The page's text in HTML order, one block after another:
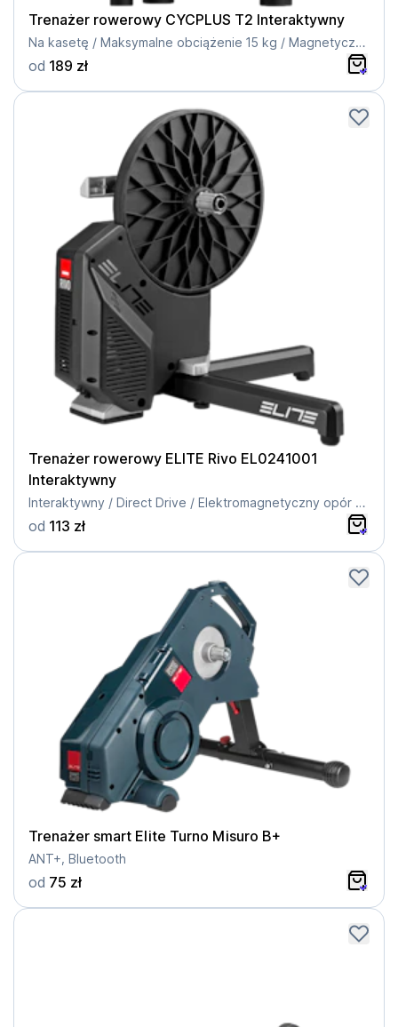
Trenażer rowerowy CYCPLUS T2 Interaktywny
Na kasetę / Maksymalne obciążenie 15 kg / Magnetyczny / Direct Drive
od 189 zł
Trenażer rowerowy ELITE Rivo EL0241001
Interaktywny
Interaktywny / Direct Drive / Elektromagnetyczny opór / Maksymalne obciążenie 110 kg
od 113 zł
Trenażer smart Elite Turno Misuro B+
ANT+, Bluetooth
od 75 zł